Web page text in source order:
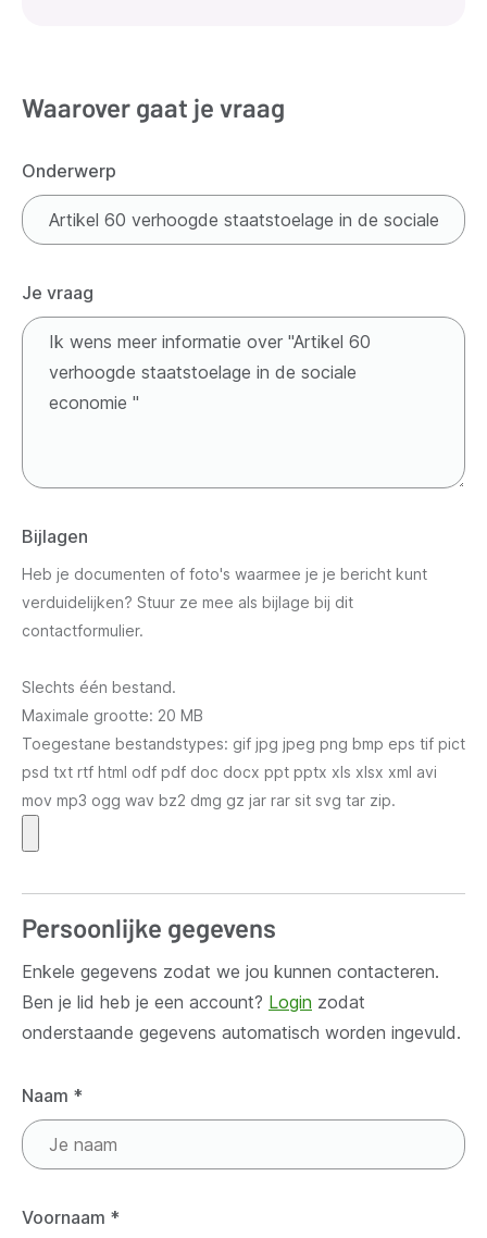
Waarover gaat je vraag
Onderwerp
Je vraag
Bijlagen
Heb je documenten of foto's waarmee je je bericht kunt
verduidelijken? Stuur ze mee als bijlage bij dit
contactformulier.
Slechts één bestand.
Maximale grootte: 20 MB
Toegestane bestandstypes: gif jpg jpeg png bmp eps tif pict
psd txt rtf html odf pdf doc docx ppt pptx xls xlsx xml avi
mov mp3 ogg wav bz2 dmg gz jar rar sit svg tar zip.
Persoonlijke gegevens
Enkele gegevens zodat we jou kunnen contacteren.
Ben je lid heb je een account? Login zodat
onderstaande gegevens automatisch worden ingevuld.
Naam *
Voornaam *